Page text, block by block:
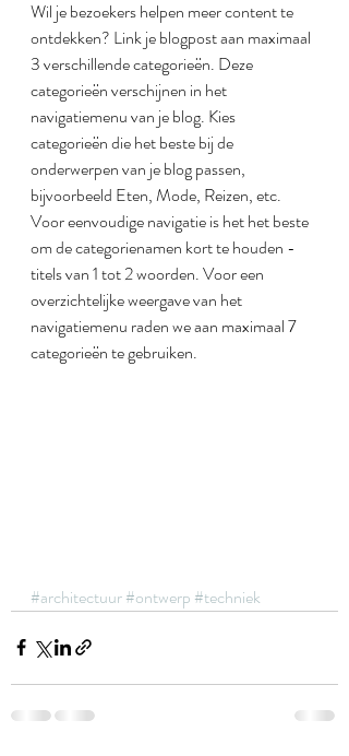
Wil je bezoekers helpen meer content te
ontdekken? Link je blogpost aan maximaal
3 verschillende categorieën. Deze
categorieën verschijnen in het
navigatiemenu van je blog. Kies
categorieën die het beste bij de
onderwerpen van je blog passen,
bijvoorbeeld Eten, Mode, Reizen, etc.
Voor eenvoudige navigatie is het het beste
om de categorienamen kort te houden -
titels van 1 tot 2 woorden. Voor een
overzichtelijke weergave van het
navigatiemenu raden we aan maximaal 7
categorieën te gebruiken.
#architectuur#ontwerp #techniek